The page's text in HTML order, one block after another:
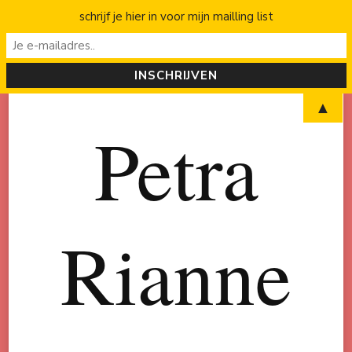
Petra
Rianne
schrijf je hier in voor mijn mailling list
▲